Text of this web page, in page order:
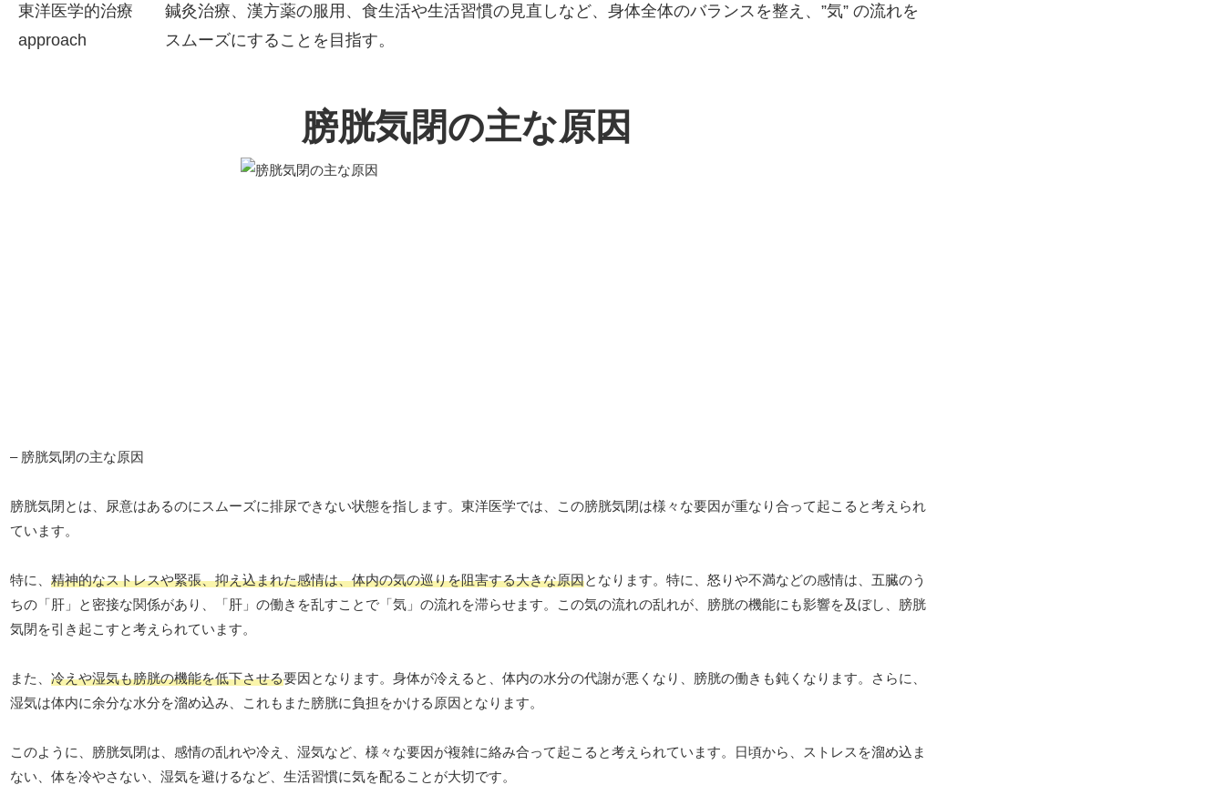
東洋医学的治療
approach
鍼灸治療、漢方薬の服用、食生活や生活習慣の見直しなど、身体全体のバランスを整え、”気” の流れを
スムーズにすることを目指す。
膀胱気閉の主な原因
– 膀胱気閉の主な原因
膀胱気閉とは、尿意はあるのにスムーズに排尿できない状態を指します。東洋医学では、この膀胱気閉は様々な要因が重なり合って起こると考えられ
ています。
特に、 精神的なストレスや緊張、抑え込まれた感情は、体内の気の巡りを阻害する大きな原因となります。特に、怒りや不満などの感情は、五臓のう
ちの「肝」と密接な関係があり、「肝」の働きを乱すことで「気」の流れを滞らせます。この気の流れの乱れが、膀胱の機能にも影響を及ぼし、膀胱
気閉を引き起こすと考えられています。
また、 冷えや湿気も膀胱の機能を低下させる要因となります。身体が冷えると、体内の水分の代謝が悪くなり、膀胱の働きも鈍くなります。さらに、
湿気は体内に余分な水分を溜め込み、これもまた膀胱に負担をかける原因となります。
このように、膀胱気閉は、感情の乱れや冷え、湿気など、様々な要因が複雑に絡み合って起こると考えられています。日頃から、ストレスを溜め込ま
ない、体を冷やさない、湿気を避けるなど、生活習慣に気を配ることが大切です。